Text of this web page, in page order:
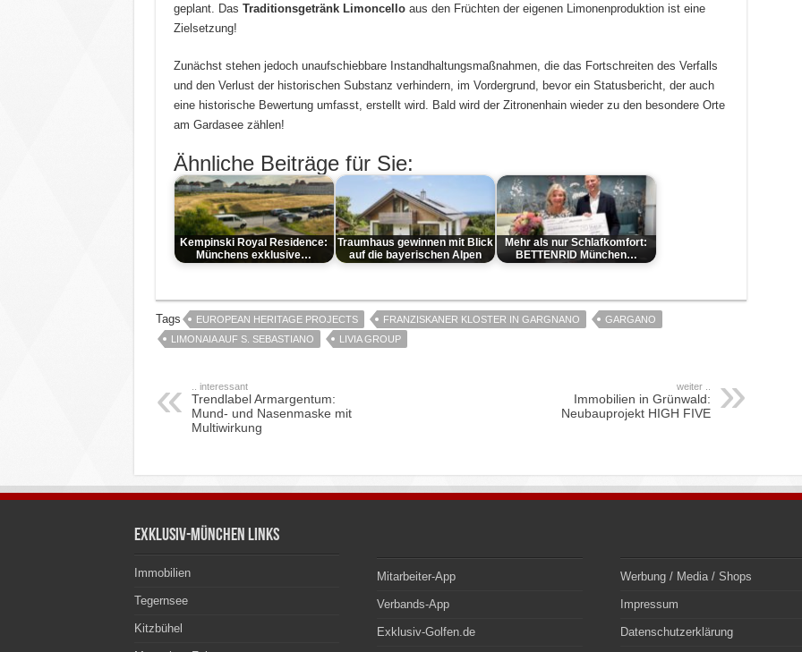
geplant. Das Traditionsgetränk Limoncelloaus den Früchten der eigenen Limonenproduktion ist eine
Zielsetzung!
Zunächst stehen jedoch unaufschiebbare Instandhaltungsmaßnahmen, die das Fortschreiten des Verfalls
und den Verlust der historischen Substanz verhindern, im Vordergrund, bevor ein Statusbericht, der auch
eine historische Bewertung umfasst, erstellt wird. Bald wird der Zitronenhain wieder zu den besondere Orte
am Gardasee zählen!
Ähnliche Beiträge für Sie:
Kempinski Royal Residence:
Münchens exklusive…
Traumhaus gewinnen mit Blick
auf die bayerischen Alpen
Mehr als nur Schlafkomfort:
BETTENRID München…
Tags EUROPEAN HERITAGE PROJECTS FRANZISKANER KLOSTER IN GARGNANO
GARGANO
LIMONAIA AUF S. SEBASTIANO
LIVIA GROUP
.. interessant
Trendlabel Armargentum:
Mund- und Nasenmaske mit
Multiwirkung
weiter ..
Immobilien in Grünwald:
Neubauprojekt HIGH FIVE
Exklusiv-München Links
Immobilien
Tegernsee
Kitzbühel
Mitarbeiter-App
Verbands-App
Exklusiv-Golfen.de
Werbung / Media / Shops
Impressum
Datenschutzerklärung